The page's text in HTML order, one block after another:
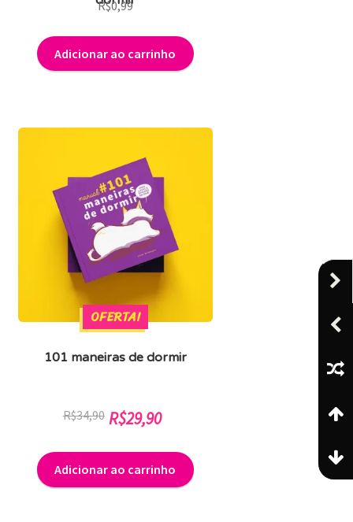
R$0,99
Adicionar ao carrinho
101 maneiras de dormir
OFERTA!
R$34,90 O
original
era:
R$34,90.
R$29,90
atual
é:
R$29,90.
Adicionar ao carrinho